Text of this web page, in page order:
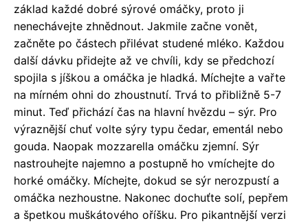
základ každé dobré sýrové omáčky, proto ji
nenechávejte zhnědnout. Jakmile začne vonět,
začněte po částech přilévat studené mléko. Každou
další dávku přidejte až ve chvíli, kdy se předchozí
spojila s jíškou a omáčka je hladká. Míchejte a vařte
na mírném ohni do zhoustnutí. Trvá to přibližně 5-7
minut. Teď přichází čas na hlavní hvězdu – sýr. Pro
výraznější chuť volte sýry typu čedar, ementál nebo
gouda. Naopak mozzarella omáčku zjemní. Sýr
nastrouhejte najemno a postupně ho vmíchejte do
horké omáčky. Míchejte, dokud se sýr nerozpustí a
omáčka nezhoustne. Nakonec dochuťte solí, pepřem
a špetkou muškátového oříšku. Pro pikantnější verzi